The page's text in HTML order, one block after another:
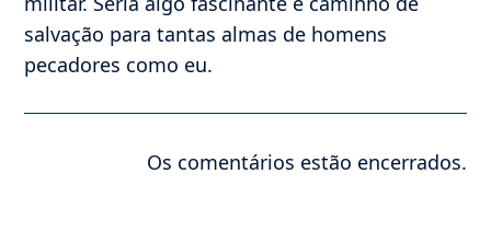
salvação para tantas almas de homens
pecadores como eu.
Os comentários estão encerrados.